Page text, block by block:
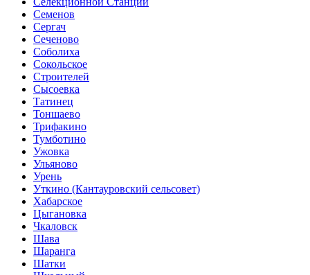
Семенов
Сергач
Сеченово
Соболиха
Сокольское
Строителей
Сысоевка
Татинец
Тоншаево
Трифакино
Тумботино
Ужовка
Ульяново
Урень
Уткино (Кантауровский сельсовет)
Хабарское
Цыгановка
Чкаловск
Шава
Шаранга
Шатки